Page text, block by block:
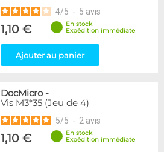
4/5 - 5 avis
1,10 €
En stock
Expédition immédiate
Ajouter au panier
DocMicro-
Vis M3*35 (Jeu de 4)
5/5 - 2 avis
1,10 €
En stock
Expédition immédiate